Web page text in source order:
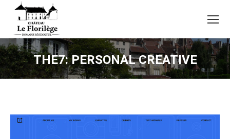
THE7: PERSONAL CREATIVE